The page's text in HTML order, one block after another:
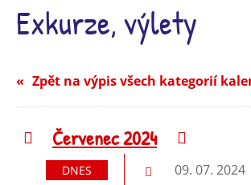
Exkurze, výlety
Zpět na výpis všech kategorií
Předchozí
Červenec 2024
DNES Předchozí
09. 07. 2024